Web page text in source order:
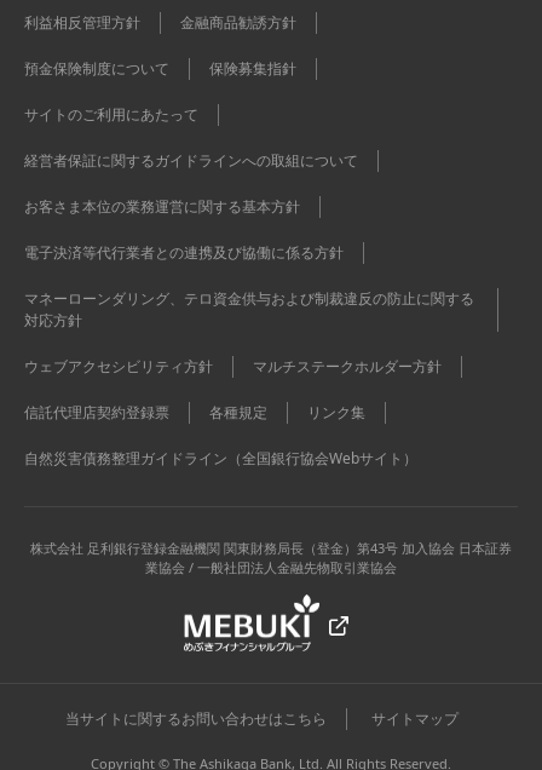
利益相反管理方針 金融商品勧誘方針
預金保険制度について 保険募集指針
サイトのご利用にあたって
経営者保証に関するガイドラインへの取組について
お客さま本位の業務運営に関する基本方針
電子決済等代行業者との連携及び協働に係る方針
マネーローンダリング、テロ資金供与および制裁違反の防止に関する
対応方針
ウェブアクセシビリティ方針 マルチステークホルダー方針
信託代理店契約登録票 各種規定 リンク集
自然災害債務整理ガイドライン（全国銀行協会Webサイト）
株式会社 足利銀行登録金融機関 関東財務局長（登金）第43号 加入協会 日本証券
業協会 / 一般社団法人金融先物取引業協会
当サイトに関するお問い合わせはこちら サイトマップ
Copyright © The Ashikaga Bank, Ltd. All Rights Reserved.